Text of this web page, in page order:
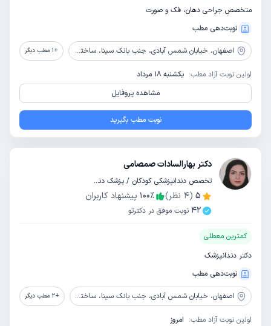
متخصص جراحی دهان، فک و صورت
نوبت‌دهی مطب
اصفهان، خیابان شمس آبادی، جنب بانک سینا، ساختمان دی +
1 مطب دیگر
اولین نوبت آزاد مطب: یکشنبه 18 مرداد
مشاهده پروفایل
نوبت مطب بگیرید
دکتر بهارالسادات صمصامی
تخصص دندانپزشکی کودکان / پزشک دندانپزشک
5
(
4 نظر) 100٪
پیشنهاد کاربران
42 نوبت موفق در دکترتو
کمترین معطلی
دکتر دندانپزشک
نوبت‌دهی مطب
اصفهان، خیابان شمس آبادی، جنب بانک سینا، ساختمان دی +
2 مطب دیگر
اولین نوبت آزاد مطب: امروز